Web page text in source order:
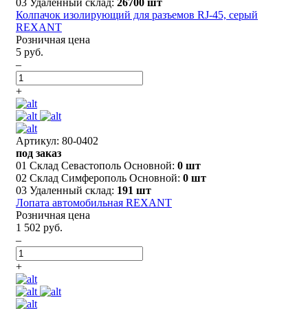
Колпачок изолирующий для разъемов RJ-45, серый
REXANT
Розничная цена
5 руб.
–
+
Артикул: 80-0402
под заказ
01 Склад Севастополь Основной: 0 шт
02 Склад Симферополь Основной: 0 шт
03 Удаленный склад: 191 шт
Лопата автомобильная REXANT
Розничная цена
1 502 руб.
–
+